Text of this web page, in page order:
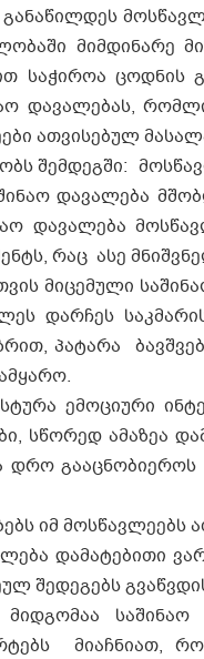
მიმდინარე
საჭიროა
დავალებას,
ათვისებულ
შემდეგში:
დავალება
დავალება
რაც ასე
მიცემული
დარჩეს
პატარა
ემოციური
სწორედ ამაზეა
იმ
და­მა­ტე­ბი­თი
გვაწ­ვ­დის
საშინაო
მიაჩნიათ,